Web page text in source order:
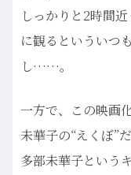
しっかりと2時間
に観るといういつ
し……。
一方で、この映画
未華子の“えくぼ”だ
多部未華子という